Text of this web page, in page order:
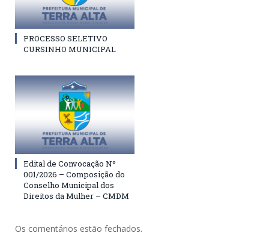
PROCESSO SELETIVO
CURSINHO MUNICIPAL
Edital de Convocação Nº
001/2026 – Composição do
Conselho Municipal dos
Direitos da Mulher – CMDM
Os comentários estão fechados.